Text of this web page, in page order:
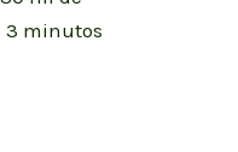
3 minutos